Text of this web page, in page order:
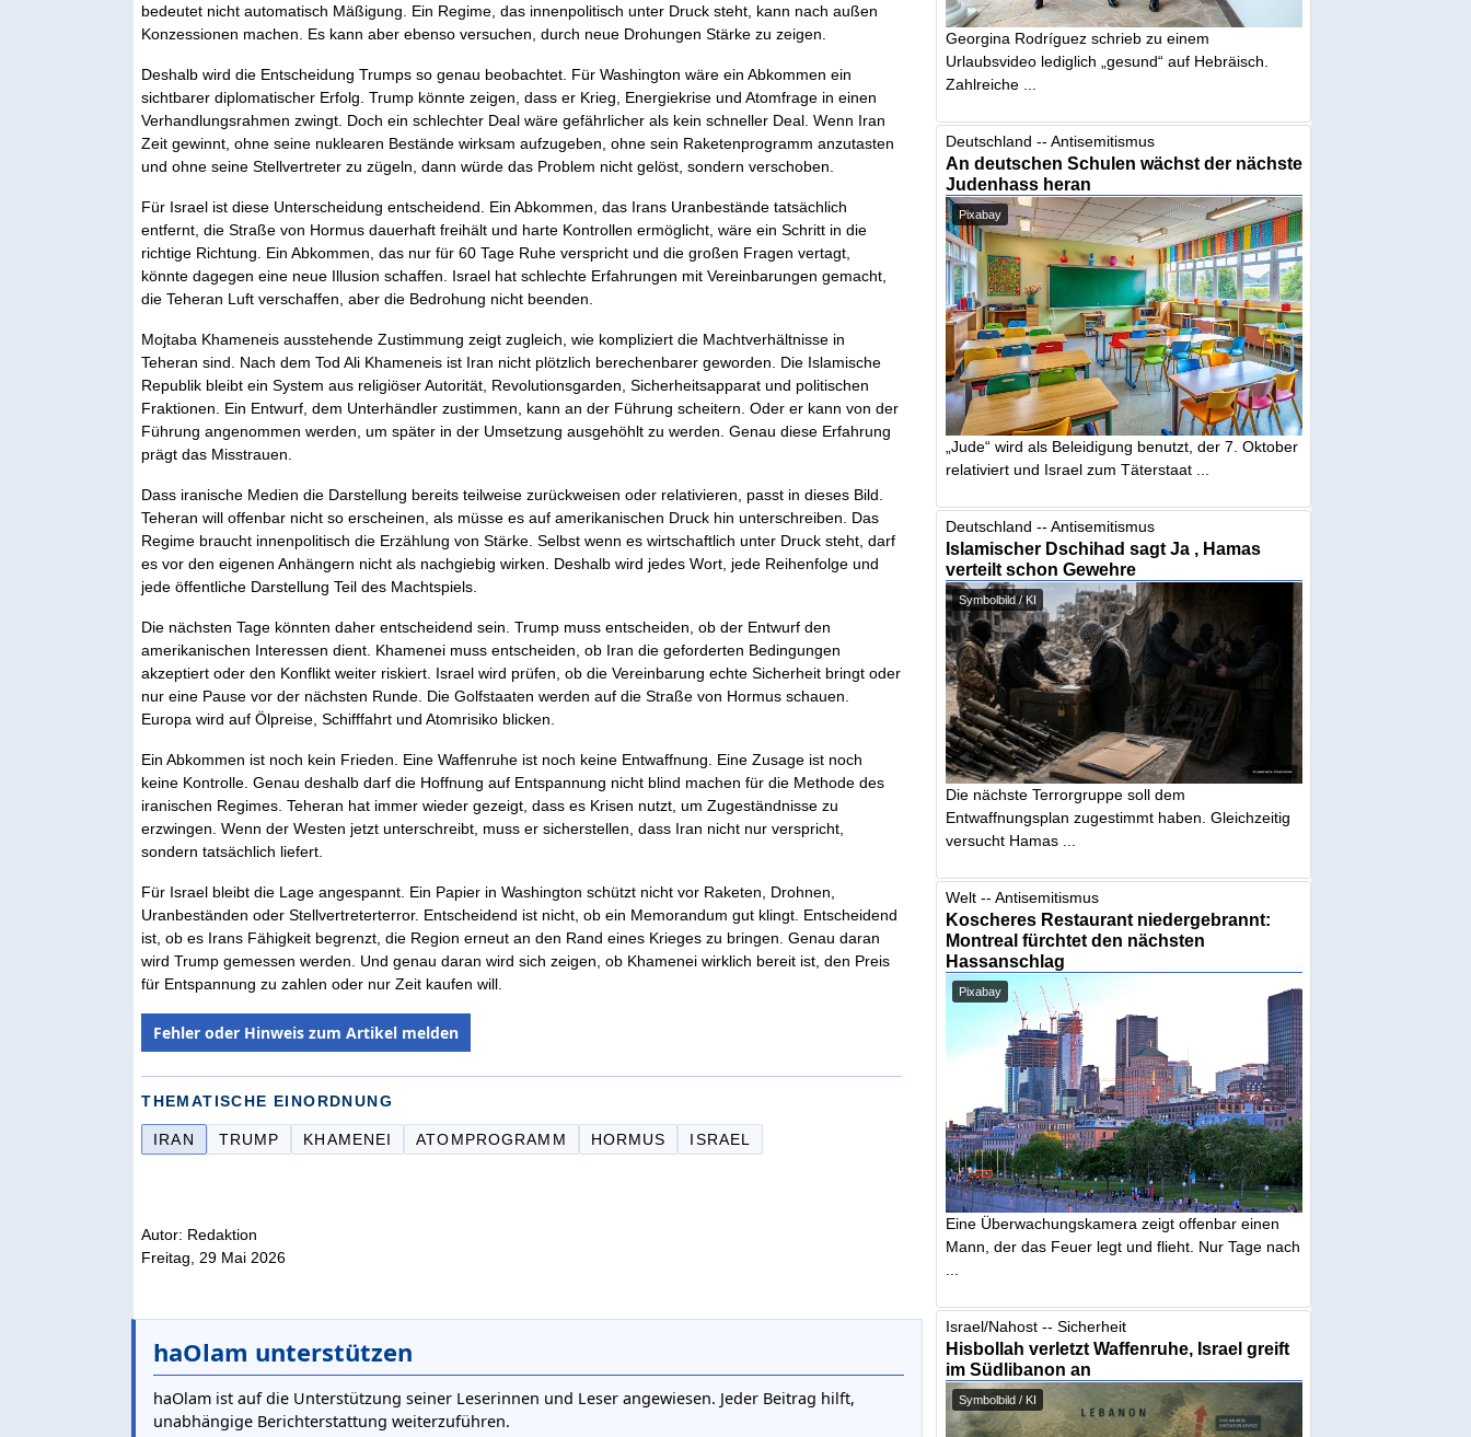
bedeutet nicht automatisch Mäßigung. Ein Regime, das innenpolitisch unter Druck steht, kann nach außen
Konzessionen machen. Es kann aber ebenso versuchen, durch neue Drohungen Stärke zu zeigen.
Deshalb wird die Entscheidung Trumps so genau beobachtet. Für Washington wäre ein Abkommen ein
sichtbarer diplomatischer Erfolg. Trump könnte zeigen, dass er Krieg, Energiekrise und Atomfrage in einen
Verhandlungsrahmen zwingt. Doch ein schlechter Deal wäre gefährlicher als kein schneller Deal. Wenn Iran
Zeit gewinnt, ohne seine nuklearen Bestände wirksam aufzugeben, ohne sein Raketenprogramm anzutasten
und ohne seine Stellvertreter zu zügeln, dann würde das Problem nicht gelöst, sondern verschoben.
Für Israel ist diese Unterscheidung entscheidend. Ein Abkommen, das Irans Uranbestände tatsächlich
entfernt, die Straße von Hormus dauerhaft freihält und harte Kontrollen ermöglicht, wäre ein Schritt in die
richtige Richtung. Ein Abkommen, das nur für 60 Tage Ruhe verspricht und die großen Fragen vertagt,
könnte dagegen eine neue Illusion schaffen. Israel hat schlechte Erfahrungen mit Vereinbarungen gemacht,
die Teheran Luft verschaffen, aber die Bedrohung nicht beenden.
Mojtaba Khameneis ausstehende Zustimmung zeigt zugleich, wie kompliziert die Machtverhältnisse in
Teheran sind. Nach dem Tod Ali Khameneis ist Iran nicht plötzlich berechenbarer geworden. Die Islamische
Republik bleibt ein System aus religiöser Autorität, Revolutionsgarden, Sicherheitsapparat und politischen
Fraktionen. Ein Entwurf, dem Unterhändler zustimmen, kann an der Führung scheitern. Oder er kann von der
Führung angenommen werden, um später in der Umsetzung ausgehöhlt zu werden. Genau diese Erfahrung
prägt das Misstrauen.
Dass iranische Medien die Darstellung bereits teilweise zurückweisen oder relativieren, passt in dieses Bild.
Teheran will offenbar nicht so erscheinen, als müsse es auf amerikanischen Druck hin unterschreiben. Das
Regime braucht innenpolitisch die Erzählung von Stärke. Selbst wenn es wirtschaftlich unter Druck steht, darf
es vor den eigenen Anhängern nicht als nachgiebig wirken. Deshalb wird jedes Wort, jede Reihenfolge und
jede öffentliche Darstellung Teil des Machtspiels.
Die nächsten Tage könnten daher entscheidend sein. Trump muss entscheiden, ob der Entwurf den
amerikanischen Interessen dient. Khamenei muss entscheiden, ob Iran die geforderten Bedingungen
akzeptiert oder den Konflikt weiter riskiert. Israel wird prüfen, ob die Vereinbarung echte Sicherheit bringt oder
nur eine Pause vor der nächsten Runde. Die Golfstaaten werden auf die Straße von Hormus schauen.
Europa wird auf Ölpreise, Schifffahrt und Atomrisiko blicken.
Ein Abkommen ist noch kein Frieden. Eine Waffenruhe ist noch keine Entwaffnung. Eine Zusage ist noch
keine Kontrolle. Genau deshalb darf die Hoffnung auf Entspannung nicht blind machen für die Methode des
iranischen Regimes. Teheran hat immer wieder gezeigt, dass es Krisen nutzt, um Zugeständnisse zu
erzwingen. Wenn der Westen jetzt unterschreibt, muss er sicherstellen, dass Iran nicht nur verspricht,
sondern tatsächlich liefert.
Für Israel bleibt die Lage angespannt. Ein Papier in Washington schützt nicht vor Raketen, Drohnen,
Uranbeständen oder Stellvertreterterror. Entscheidend ist nicht, ob ein Memorandum gut klingt. Entscheidend
ist, ob es Irans Fähigkeit begrenzt, die Region erneut an den Rand eines Krieges zu bringen. Genau daran
wird Trump gemessen werden. Und genau daran wird sich zeigen, ob Khamenei wirklich bereit ist, den Preis
für Entspannung zu zahlen oder nur Zeit kaufen will.
Fehler oder Hinweis zum Artikel melden
THEMATISCHE EINORDNUNG
IRAN TRUMP KHAMENEI ATOMPROGRAMM HORMUS ISRAEL
Autor: Redaktion
Freitag, 29 Mai 2026
haOlam unterstützen
haOlam ist auf die Unterstützung seiner Leserinnen und Leser angewiesen. Jeder Beitrag hilft,
unabhängige Berichterstattung weiterzuführen.
Georgina Rodríguez schrieb zu einem
Urlaubsvideo lediglich „gesund“ auf Hebräisch.
Zahlreiche ...
Deutschland -- Antisemitismus
An deutschen Schulen wächst der nächste
Judenhass heran
Pixabay
„Jude“ wird als Beleidigung benutzt, der 7. Oktober
relativiert und Israel zum Täterstaat ...
Deutschland -- Antisemitismus
Islamischer Dschihad sagt Ja , Hamas
verteilt schon Gewehre
Symbolbild / KI
Die nächste Terrorgruppe soll dem
Entwaffnungsplan zugestimmt haben. Gleichzeitig
versucht Hamas ...
Welt -- Antisemitismus
Koscheres Restaurant niedergebrannt:
Montreal fürchtet den nächsten
Hassanschlag
Pixabay
Eine Überwachungskamera zeigt offenbar einen
Mann, der das Feuer legt und flieht. Nur Tage nach
Israel/Nahost -- Sicherheit
Hisbollah verletzt Waffenruhe, Israel greift
im Südlibanon an
Symbolbild / KI